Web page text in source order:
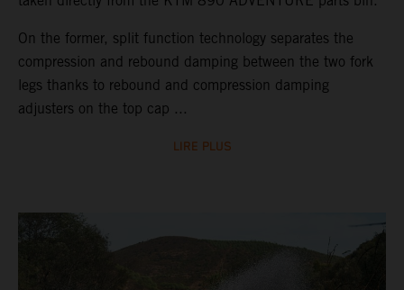
On the former, split function technology separates the
compression and rebound damping between the two fork
legs thanks to rebound and compression damping
adjusters on the top cap ...
LIRE PLUS